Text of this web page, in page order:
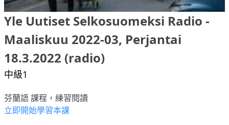
Yle Uutiset Selkosuomeksi Radio -
Maaliskuu 2022-03, Perjantai
18.3.2022 (radio)
中級1
芬蘭語 課程，練習閱讀
立即開始學習本課